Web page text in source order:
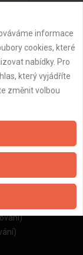
17:15:11
informace
cookies, které
nabídky. Pro
který vyjádříte
změnit volbou